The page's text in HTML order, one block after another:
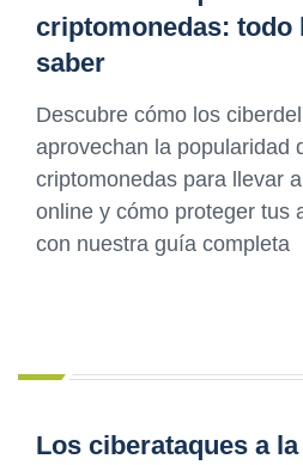
criptomonedas: todo
saber
Descubre cómo los
aprovechan la popularidad
criptomonedas para llevar
online y cómo proteger tus
con nuestra guía completa
Los ciberataques a